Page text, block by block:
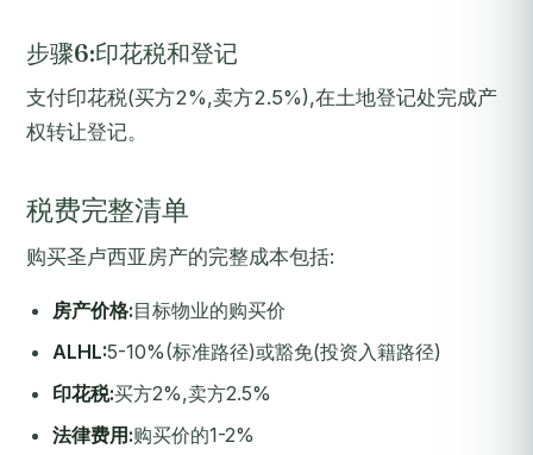
步骤6:印花税和登记
支付印花税(买方2%,卖方2.5%),在土地登记处完成产
权转让登记。
税费完整清单
购买圣卢西亚房产的完整成本包括:
房产价格:目标物业的购买价
ALHL:5-10%(标准路径)或豁免(投资入籍路径)
印花税:买方2%,卖方2.5%
法律费用:购买价的1-2%